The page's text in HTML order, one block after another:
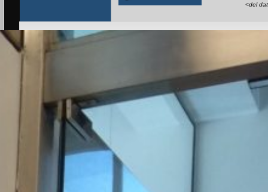
<del